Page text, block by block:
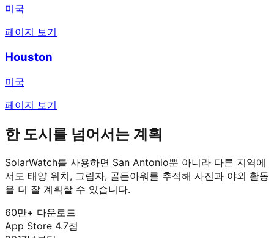
미국
페이지 보기
Houston
미국
페이지 보기
한 도시를 넘어서는 계획
SolarWatch를 사용하면 San Antonio뿐 아니라 다른 지역에
서도 태양 위치, 그림자, 골든아워를 추적해 사진과 야외 활동
을 더 잘 계획할 수 있습니다.
60만+ 다운로드
App Store 4.7점